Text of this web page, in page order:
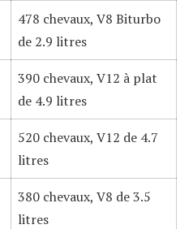
478 chevaux, V8 Biturbo
de 2.9 litres
390 chevaux, V12 à plat
de 4.9 litres
520 chevaux, V12 de 4.7
litres
380 chevaux, V8 de 3.5
litres